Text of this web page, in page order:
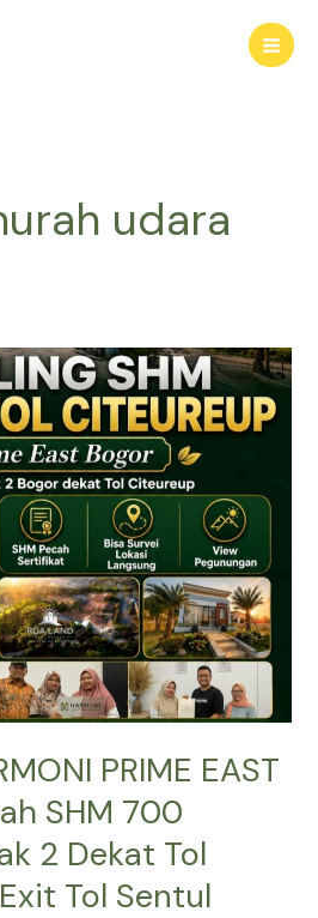
udara
PRIME EAST
SHM 700
2 Dekat Tol
Tol Sentul